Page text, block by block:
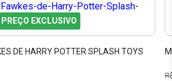
PREÇO EXCLUSIVO
DE HARRY POTTER SPLASH TOYS